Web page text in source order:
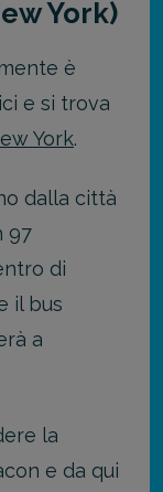
York)
è
e si trova
York.
dalla città
97
di
il bus
a
la
e da qui